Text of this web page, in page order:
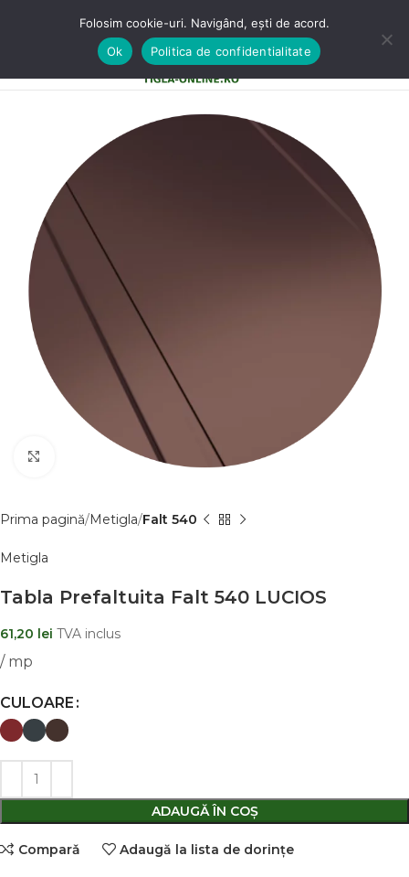
Clic pentru a mãri
Prima pagină Metigla Falt 540
Metigla
Tabla Prefaltuita Falt 540 LUCIOS
61,20 lei TVA inclus
/ mp
CULOARE
ADAUGĂ ÎN COȘ
Comparǎ Adaugă la lista de dorințe
Folosim cookie-uri. Navigând, ești de acord.
Ok
Politica de confidentialitate